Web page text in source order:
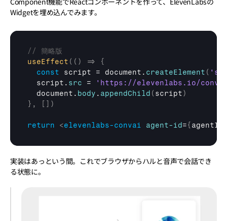
Widgetを埋め込んでみます。
// 簡略版
useEffect ( ( ) =>
{
const
script = document . createElement (
script . src =
'https://elevenlabs.io/
document . body . appendChild ( script)
} , )
return <elevenlabs-convai agent-id={ agentId
実装はあっという間。これでブラウザからハルと音声で会話でき
る状態に。